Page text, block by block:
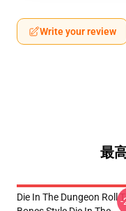
Write your review
最
Die In The Dungeon Roll -